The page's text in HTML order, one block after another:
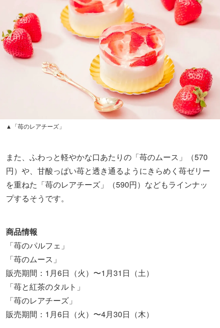
▲「苺のレアチーズ」
また、ふわっと軽やかな口あたりの「苺のムース」（570
円）や、甘酸っぱい苺と透き通るようにきらめく苺ゼリー
を重ねた「苺のレアチーズ」（590円）などもラインナッ
プするそうです。
商品情報
「苺のパルフェ」
「苺のムース」
販売期間：1月6日（火）〜1月31日（土）
「苺と紅茶のタルト」
「苺のレアチーズ」
販売期間：1月6日（火）〜4月30日（木）